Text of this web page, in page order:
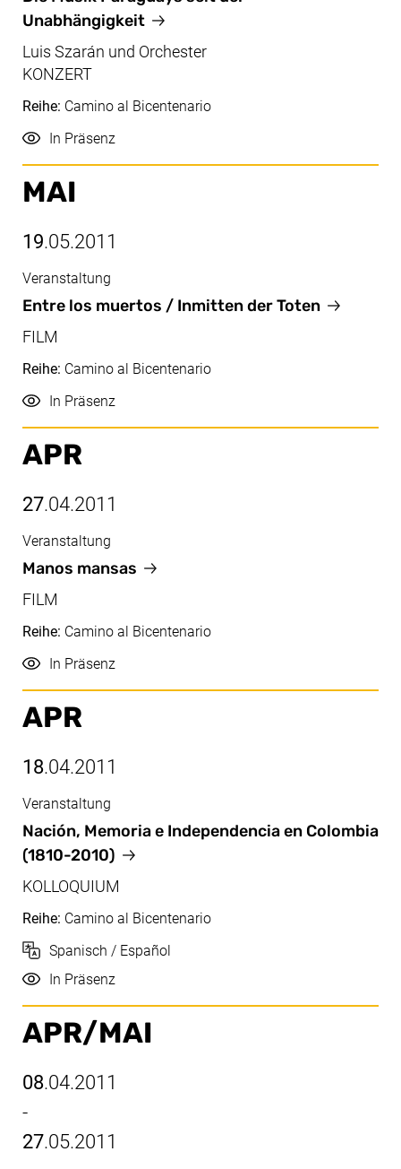
Unabhängigkeit
Luis Szarán und Orchester
KONZERT
Reihe: Camino al Bicentenario
Durchführung
In Präsenz
MAI
19.05.2011
Mai, 19.05.2011
Entre los muertos / Inmitten der Toten
Veranstaltung
FILM
Reihe: Camino al Bicentenario
Durchführung
In Präsenz
APR
27.04.2011
Apr, 27.04.2011
Manos mansas
Veranstaltung
FILM
Reihe: Camino al Bicentenario
Durchführung
In Präsenz
APR
18.04.2011
Apr, 18.04.2011
Nación, Memoria e Independencia en Colombia
(1810-2010)
Veranstaltung
KOLLOQUIUM
Reihe: Camino al Bicentenario
Sprache
Spanisch / Español
Durchführung
In Präsenz
APR/​MAI
08.04.2011
-
27.05.2011